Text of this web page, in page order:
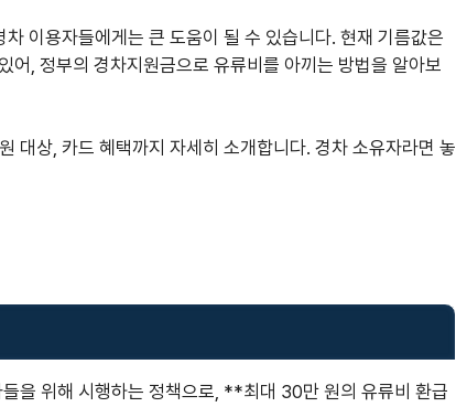
이용자들에게는 큰 도움이 될 수 있습니다. 현재 기름값은
, 정부의 경차지원금으로 유류비를 아끼는 방법을 알아보
대상, 카드 혜택까지 자세히 소개합니다. 경차 소유자라면 놓
을 위해 시행하는 정책으로, **최대 30만 원의 유류비 환급